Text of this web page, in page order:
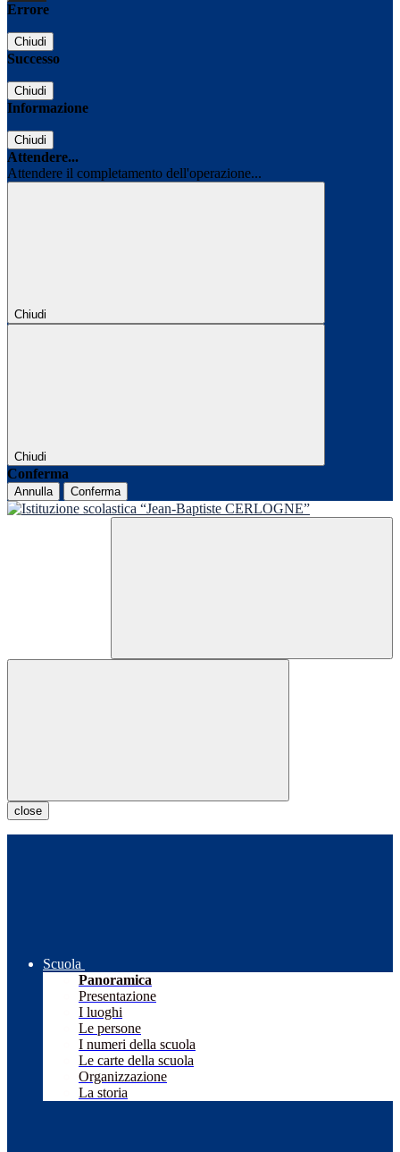
Errore
Chiudi
Successo
Chiudi
Informazione
Chiudi
Attendere...
Attendere il completamento dell'operazione...
Chiudi
Chiudi
Conferma
Annulla Conferma
close
Scuola
Panoramica
Presentazione
I luoghi
Le persone
I numeri della scuola
Le carte della scuola
Organizzazione
La storia